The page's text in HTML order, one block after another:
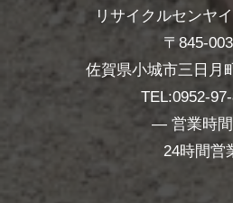
リサイクルセンヤ
〒845-
佐賀県小城市三日月
TEL:0952-
― 営業時
24時間営